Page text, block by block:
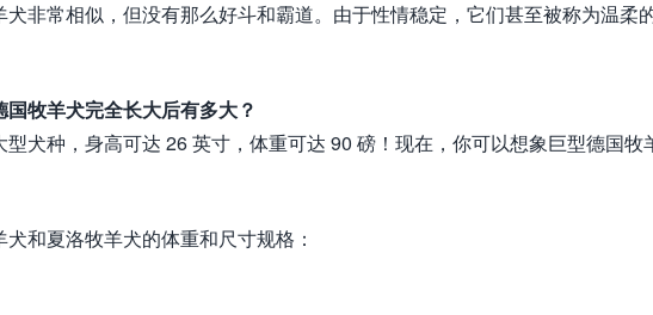
非常相似，但没有那么好斗和霸道。由于性情稳定，它们甚至被称为温柔
牧羊犬完全长大后有多大？
犬种，身高可达 26 英寸，体重可达 90 磅！现在，你可以想象巨型德国牧
和夏洛牧羊犬的体重和尺寸规格：